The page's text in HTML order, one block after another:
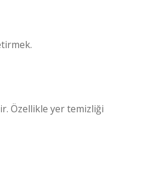
Özellikle yer temizliği